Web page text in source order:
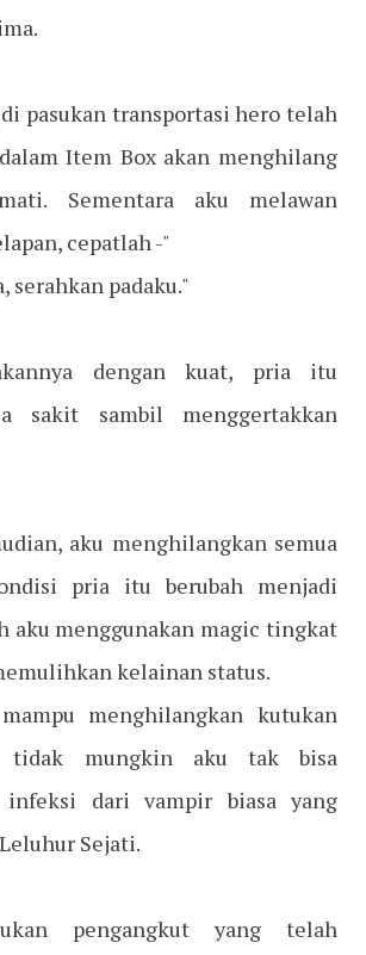
pasukan transportasi hero telah
Item Box akan menghilang
Sementara aku melawan
cepatlah -"
serahkan padaku."
dengan kuat, pria itu
sakit sambil menggertakkan
aku menghilangkan semua
pria itu berubah menjadi
aku menggunakan magic tingkat
kelainan status.
menghilangkan kutukan
tidak mungkin aku tak bisa
infeksi dari vampir biasa yang
Sejati.
pengangkut yang telah